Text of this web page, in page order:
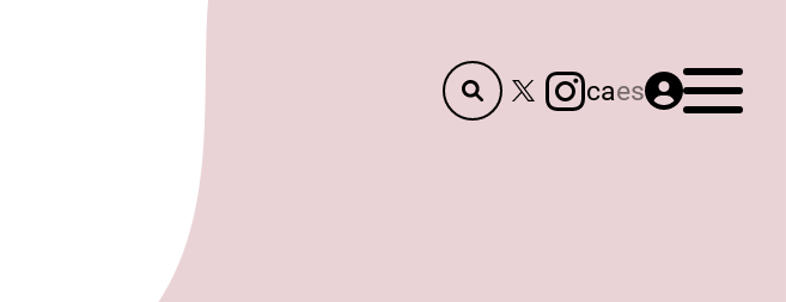
caes Menú